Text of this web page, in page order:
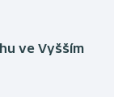
ve Vyšším